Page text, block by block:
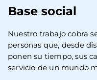
Base social
Nuestro trabajo cobra
personas que, desde
ponen su tiempo, sus
servicio de un mundo